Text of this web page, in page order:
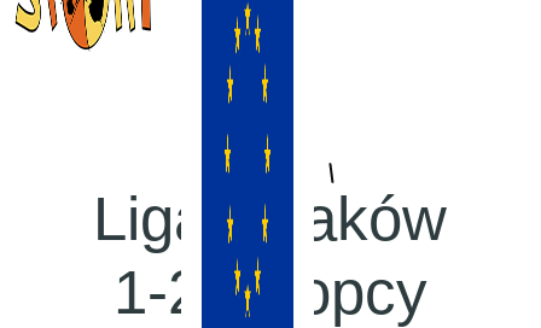
Liga: Kraków
1-2 chłopcy